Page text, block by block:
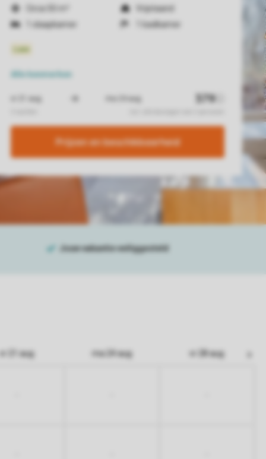
Circa 50 m²
Vrijstaand
1 slaapkamer
1 badkamer
Alle kenmerken
Prijzen en beschikbaarheid
vr 21 aug ma 24 aug vr 28 aug